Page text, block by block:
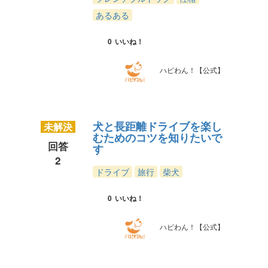
あるある
0 いいね！
ハピわん！【公式】
未解決
回答
2
犬と長距離ドライブを楽し
むためのコツを知りたいで
す
ドライブ 旅行 柴犬
0 いいね！
ハピわん！【公式】